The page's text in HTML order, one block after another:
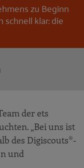
zu Beginn
klar: die
der ets
„Bei uns ist
des Digiscouts®-
und